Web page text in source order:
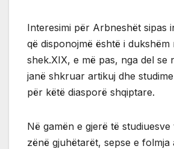
Interesimi për Arbneshët sipas
që disponojmë është i dukshëm
shek.XIX, e më pas, nga del se
janë shkruar artikuj dhe
për këtë diasporë shqiptare.
Në gamën e gjerë të
zënë gjuhëtarët, sepse e folmja